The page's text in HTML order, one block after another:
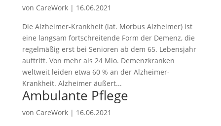
von CareWork| 16.06.2021
Die Alzheimer-Krankheit (lat. Morbus Alzheimer) ist
eine langsam fortschreitende Form der Demenz, die
regelmäßig erst bei Senioren ab dem 65. Lebensjahr
auftritt. Von mehr als 24 Mio. Demenzkranken
weltweit leiden etwa 60 % an der Alzheimer-
Krankheit. Alzheimer äußert...
Ambulante Pflege
von CareWork| 16.06.2021